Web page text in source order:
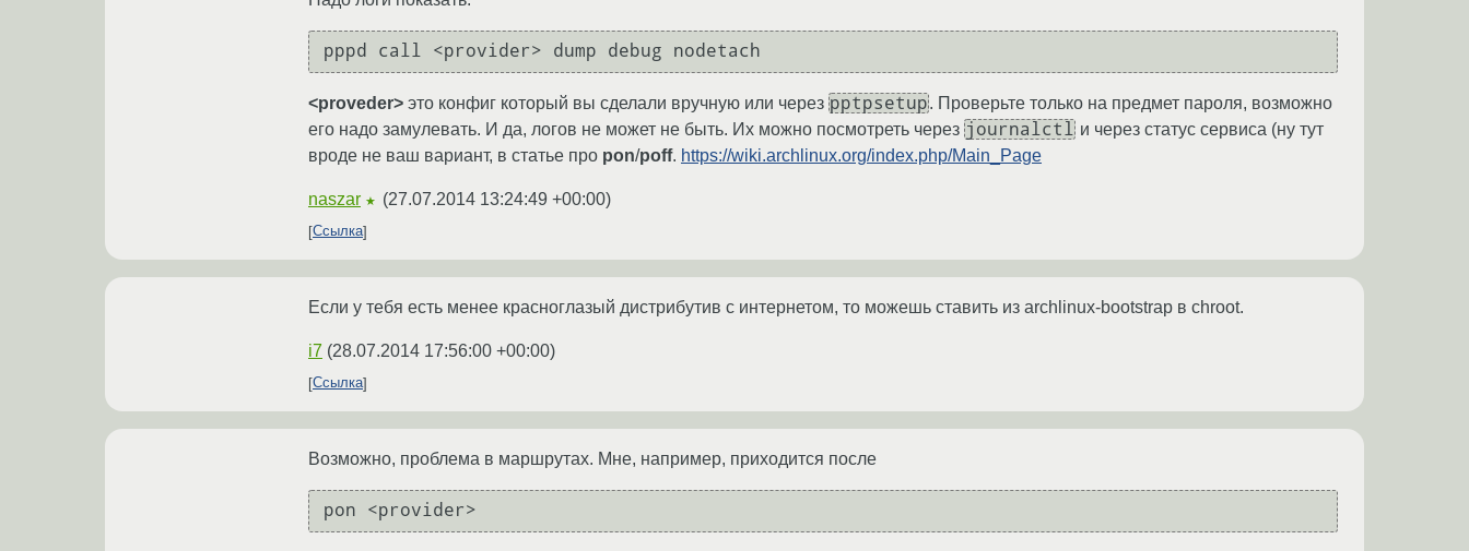
<proveder> это конфиг который вы сделали вручную или через pptpsetup. Проверьте только на предмет пароля, возможно
его надо замулевать. И да, логов не может не быть. Их можно посмотреть через journalctl и через статус сервиса (ну тут
вроде не ваш вариант, в статье про pon/poff. https://wiki.archlinux.org/index.php/Main_Page
naszar ★ (27.07.2014 13:24:49 +00:00)
Ссылка
Если у тебя есть менее красноглазый дистрибутив с интернетом, то можешь ставить из archlinux-bootstrap в chroot.
i7 (28.07.2014 17:56:00 +00:00)
Ссылка
Возможно, проблема в маршрутах. Мне, например, приходится после
pon <provider>